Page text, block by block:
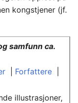
kongstjener (jf.
samfunn ca.
| Forfattere|
illustrasjoner,